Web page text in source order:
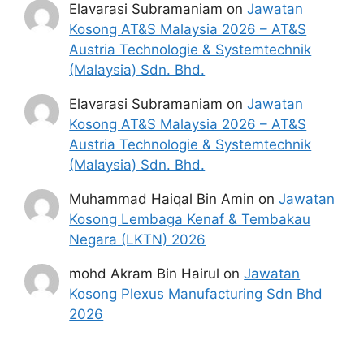
Elavarasi Subramaniam onJawatan
Kosong AT&S Malaysia 2026 – AT&S
Austria Technologie & Systemtechnik
(Malaysia) Sdn. Bhd.
Elavarasi Subramaniam onJawatan
Kosong AT&S Malaysia 2026 – AT&S
Austria Technologie & Systemtechnik
(Malaysia) Sdn. Bhd.
Muhammad Haiqal Bin Amin onJawatan
Kosong Lembaga Kenaf & Tembakau
Negara (LKTN) 2026
mohd Akram Bin Hairul onJawatan
Kosong Plexus Manufacturing Sdn Bhd
2026